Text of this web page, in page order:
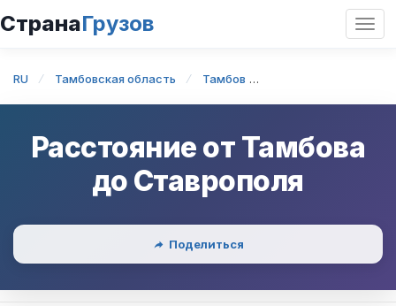
СтранаГрузов
RU Тамбовская область Тамбов
Расстояние от Тамбова
до Ставрополя
Поделиться